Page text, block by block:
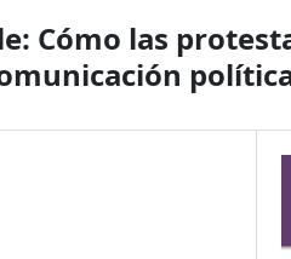
Cómo las